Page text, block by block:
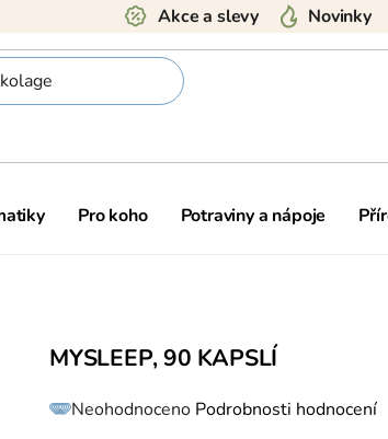
Novinky
Akce a slevy
Pro koho Potraviny a nápoje
MYSLEEP, 90 KAPSLÍ
Průměrné
hodnocení
Neohodnoceno Podrobnosti hodnocení